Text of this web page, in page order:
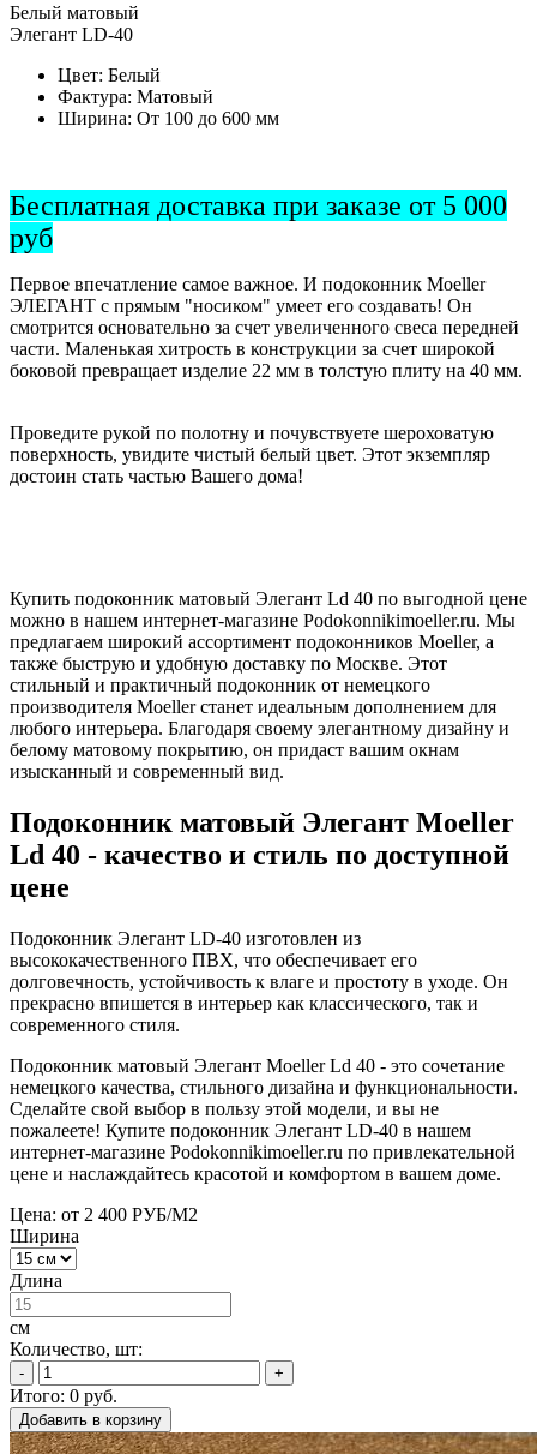
Белый матовый
Элегант LD-40
Цвет: Белый
Фактура: Матовый
Ширина: От 100 до 600 мм
Бесплатная доставка при заказе от 5 000
руб
Первое впечатление самое важное. И подоконник Moeller
ЭЛЕГАНТ с прямым "носиком" умеет его создавать! Он
смотрится основательно за счет увеличенного свеса передней
части. Маленькая хитрость в конструкции за счет широкой
боковой превращает изделие 22 мм в толстую плиту на 40 мм.
Проведите рукой по полотну и почувствуете шероховатую
поверхность, увидите чистый белый цвет. Этот экземпляр
достоин стать частью Вашего дома!
Купить подоконник матовый Элегант Ld 40 по выгодной цене
можно в нашем интернет-магазине Podokonnikimoeller.ru. Мы
предлагаем широкий ассортимент подоконников Moeller, а
также быструю и удобную доставку по Москве. Этот
стильный и практичный подоконник от немецкого
производителя Moeller станет идеальным дополнением для
любого интерьера. Благодаря своему элегантному дизайну и
белому матовому покрытию, он придаст вашим окнам
изысканный и современный вид.
Подоконник матовый Элегант Moeller
Ld 40 - качество и стиль по доступной
цене
Подоконник Элегант LD-40 изготовлен из
высококачественного ПВХ, что обеспечивает его
долговечность, устойчивость к влаге и простоту в уходе. Он
прекрасно впишется в интерьер как классического, так и
современного стиля.
Подоконник матовый Элегант Moeller Ld 40 - это сочетание
немецкого качества, стильного дизайна и функциональности.
Сделайте свой выбор в пользу этой модели, и вы не
пожалеете! Купите подоконник Элегант LD-40 в нашем
интернет-магазине Podokonnikimoeller.ru по привлекательной
цене и наслаждайтесь красотой и комфортом в вашем доме.
Цена: от 2 400 РУБ/М2
Ширина
Длина
см
Количество, шт:
- +
Итого: 0 руб.
Добавить в корзину